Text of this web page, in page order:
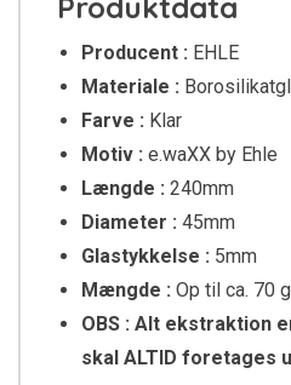
Produktdata
Producent : EHLE
Materiale :
Farve : Klar
Motiv : e.waXX by Ehle
Længde : 240mm
Diameter : 45mm
Glastykkelse : 5mm
Mængde : Op til ca. 70
OBS : Alt ekstraktion
skal ALTID foretages